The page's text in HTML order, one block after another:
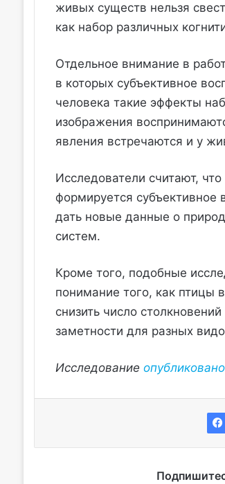
живых существ нельзя
как набор различных
Отдельное внимание в
в которых субъективное
человека такие эффекты
изображения
явления встречаются и у
Исследователи считают,
формируется
дать новые данные о
систем.
Кроме того, подобные
понимание того, как птицы
снизить число
заметности для разных
Исследование опубликовано